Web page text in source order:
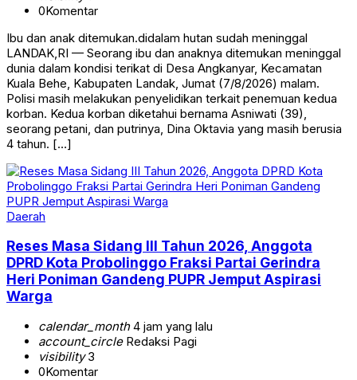
0Komentar
Ibu dan anak ditemukan.didalam hutan sudah meninggal
LANDAK,RI — Seorang ibu dan anaknya ditemukan meninggal
dunia dalam kondisi terikat di Desa Angkanyar, Kecamatan
Kuala Behe, Kabupaten Landak, Jumat (7/8/2026) malam.
Polisi masih melakukan penyelidikan terkait penemuan kedua
korban. Kedua korban diketahui bernama Asniwati (39),
seorang petani, dan putrinya, Dina Oktavia yang masih berusia
4 tahun. […]
Daerah
Reses Masa Sidang III Tahun 2026, Anggota
DPRD Kota Probolinggo Fraksi Partai Gerindra
Heri Poniman Gandeng PUPR Jemput Aspirasi
Warga
calendar_month4 jam yang lalu
account_circleRedaksi Pagi
visibility3
0Komentar